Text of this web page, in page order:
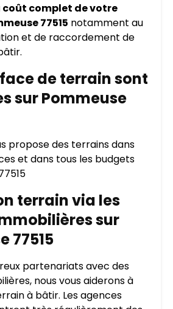
coût complet de votre
77515 notamment au
et de raccordement de
de terrain sont
sur Pommeuse
propose des terrains dans
et dans tous les budgets
terrain via les
sur
77515
partenariats avec des
nous vous aiderons à
à bâtir. Les agences